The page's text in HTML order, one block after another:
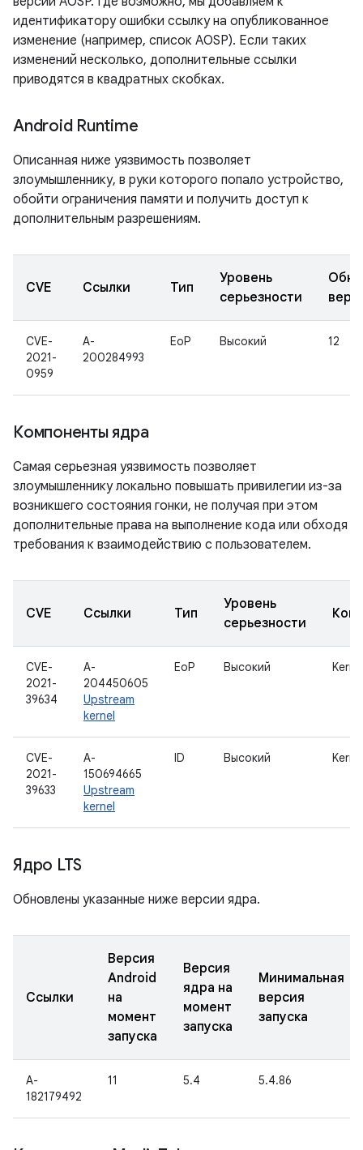
идентификатору ошибки ссылку на опубликованное
изменение (например, список AOSP). Если таких
изменений несколько, дополнительные ссылки
приводятся в квадратных скобках.
Android Runtime
Описанная ниже уязвимость позволяет
злоумышленнику, в руки которого попало устройство,
обойти ограничения памяти и получить доступ к
дополнительным разрешениям.
CVE Ссылки Тип
Уровень
серьезности
CVE-
2021-
0959
A-
200284993
EoP Высокий 12
Компоненты ядра
Самая серьезная уязвимость позволяет
злоумышленнику локально повышать привилегии из-за
возникшего состояния гонки, не получая при этом
дополнительные права на выполнение кода или обходя
требования к взаимодействию с пользователем.
CVE Ссылки Тип
Уровень
серьезности
CVE-
2021-
39634
A-
204450605
Upstream
kernel
EoP Высокий
CVE-
2021-
39633
A-
150694665
Upstream
kernel
ID Высокий
Ядро LTS
Обновлены указанные ниже версии ядра.
Ссылки
Версия
Android
на
момент
запуска
Версия
ядра на
момент
запуска
Минимальная
версия
запуска
A-
182179492
11 5.4 5.4.86